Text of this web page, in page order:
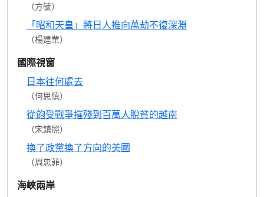
（方毓）
「昭和天皇」將日人推向萬劫不復深淵
（楊建業）
國際視窗
日本往何處去
（何思慎）
從飽受戰爭摧殘到百萬人脫貧的越南
（宋鎮照）
換了政黨換了方向的美國
（周忠菲）
海峽兩岸